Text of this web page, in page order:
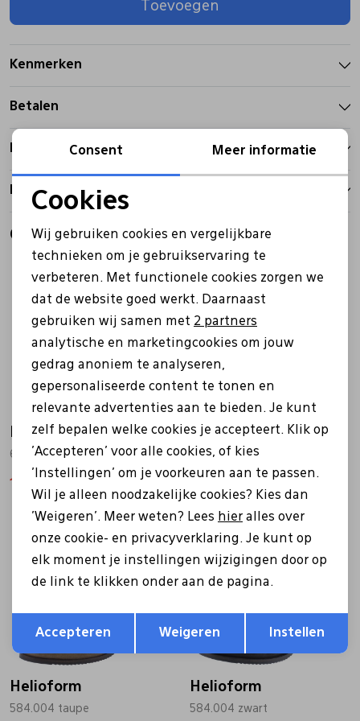
Laarzen
Regenlaarzen
Sjaal
Sokken
Tassen
Veters
Zonnekleppen
Toevoegen
Kenmerken
Betalen
Retourbeleid
Gerelateerde producten
Helioform
659.012 zwart
143,96
Helioform
689.011 zwart
Helioform
584.004 taupe
Sale
Helioform
584.004 zwart
Noodzakelijke cookies
Analytische cookies
Marketing cookies
Terug Opslaan
Consent Meer informatie
Cookies
Wij gebruiken cookies en vergelijkbare
technieken om je gebruikservaring te
verbeteren. Met functionele cookies zorgen we
dat de website goed werkt. Daarnaast
gebruiken wij samen met 2 partners
analytische en marketingcookies om jouw
gedrag anoniem te analyseren,
gepersonaliseerde content te tonen en
relevante advertenties aan te bieden. Je kunt
zelf bepalen welke cookies je accepteert. Klik op
'Accepteren' voor alle cookies, of kies
'Instellingen' om je voorkeuren aan te passen.
Wil je alleen noodzakelijke cookies? Kies dan
'Weigeren'. Meer weten? Lees hier alles over
onze cookie- en privacyverklaring. Je kunt op
elk moment je instellingen wijzigingen door op
de link te klikken onder aan de pagina.
Accepteren Weigeren Instellen